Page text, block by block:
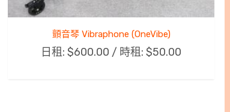
顫音琴 Vibraphone (OneVibe)
日租:$600.00 / 時租:$50.00